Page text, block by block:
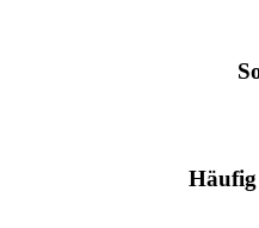
Häufig